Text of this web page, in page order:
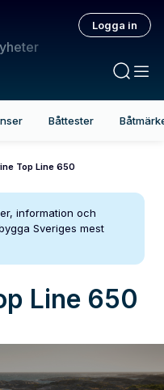
Logga in
Båttester
Top Line 650
information och
Sveriges mest
Line 650